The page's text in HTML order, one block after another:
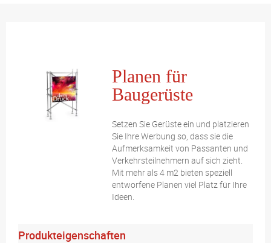
Planen für
Baugerüste
Setzen Sie Gerüste ein und platzieren
Sie Ihre Werbung so, dass sie die
Aufmerksamkeit von Passanten und
Verkehrsteilnehmern auf sich zieht.
Mit mehr als 4 m2 bieten speziell
entworfene Planen viel Platz für Ihre
Ideen.
Produkteigenschaften